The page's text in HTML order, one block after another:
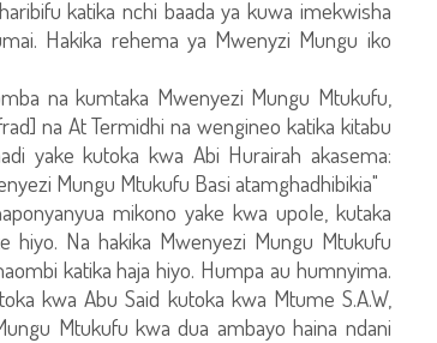
katika nchi baada ya kuwa imekwisha
Hakika rehema ya Mwenyzi Mungu iko
na kumtaka Mwenyezi Mungu Mtukufu,
na At Termidhi na wengineo katika kitabu
yake kutoka kwa Abi Hurairah akasema:
Mungu Mtukufu Basi atamghadhibikia"
mikono yake kwa upole, kutaka
hiyo. Na hakika Mwenyezi Mungu Mtukufu
katika haja hiyo. Humpa au humnyima.
kwa Abu Said kutoka kwa Mtume S.A.W,
Mtukufu kwa dua ambayo haina ndani